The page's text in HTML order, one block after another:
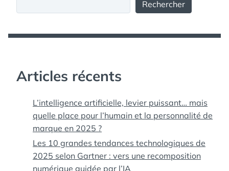
Rechercher
Articles récents
L’intelligence artificielle, levier puissant… mais
quelle place pour l’humain et la personnalité de
marque en 2025 ?
Les 10 grandes tendances technologiques de
2025 selon Gartner : vers une recomposition
numérique guidée par l’IA